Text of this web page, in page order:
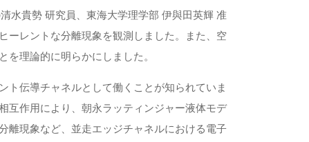
水貴勢 研究員、東海大学理学部 伊與田英輝 准
ーレントな分離現象を観測しました。また、空
理論的に明らかにしました。
ト伝導チャネルとして働くことが知られていま
互作用により、朝永ラッティンジャー液体モデ
離現象など、並走エッジチャネルにおける電子